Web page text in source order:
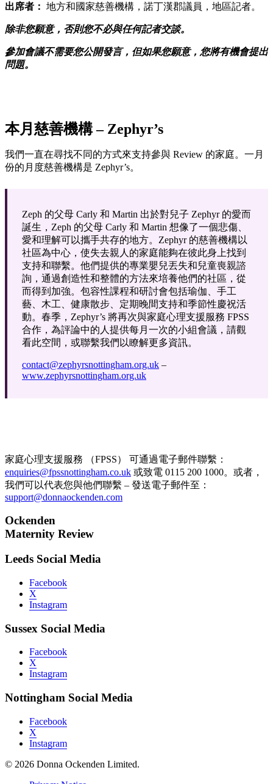
出席者： 地方和國家慈善機構，諾丁漢郡議員，地區記者。
除非您願意，否則您不必與任何記者交談。
參加會議不需要您公開發言，但如果您願意，您將有機會提出
問題。
本月慈善機構 – Zephyr’s
我們一直在尋找不同的方式來支持參與 Review 的家庭。一月
份的月度慈善機構是 Zephyr’s。
Zeph 的父母 Carly 和 Martin 出於對兒子 Zephyr 的愛而
誕生，Zeph 的父母 Carly 和 Martin 想像了一個悲傷、
愛和理解可以攜手共存的地方。Zephyr 的慈善機構以
社區為中心，使失去親人的家庭能夠在彼此身上找到
支持和聯繫。他們提供的專業嬰兒丟失和兒童喪親諮
詢，通過創造性和整體的方法來培養他們的社區，從
而得到加強。包容性課程和研討會包括瑜伽、手工
藝、木工、健康散步、定期晚間支持和季節性慶祝活
動。春季，Zephyr’s 將再次與家庭心理支援服務 FPSS
合作，為評論中的人提供每月一次的小組會議，請觀
看此空間，或聯繫我們以瞭解更多資訊。
contact@zephyrsnottingham.org.uk –
www.zephyrsnottingham.org.uk
家庭心理支援服務 （FPSS） 可通過電子郵件聯繫：
enquiries@fpssnottingham.co.uk 或致電 0115 200 1000。或者，
我們可以代表您與他們聯繫 – 發送電子郵件至：
support@donnaockenden.com
Ockenden
Maternity Review
Leeds Social Media
Facebook
X
Instagram
Sussex Social Media
Facebook
X
Instagram
Nottingham Social Media
Facebook
X
Instagram
© 2026 Donna Ockenden Limited.